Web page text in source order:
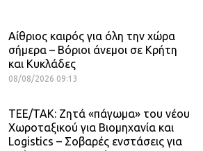
Αίθριος καιρός για όλη την χώρα
σήμερα – Βόριοι άνεμοι σε Κρήτη
και Κυκλάδες
08/08/2026 09:13
ΤΕΕ/ΤΑΚ: Ζητά «πάγωμα» του νέου
Χωροταξικού για Βιομηχανία και
Logistics – Σοβαρές ενστάσεις για